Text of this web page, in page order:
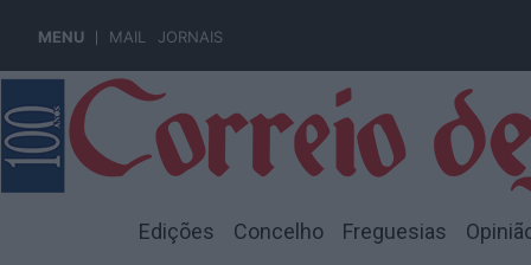
MENU MAIL JORNAIS
Edições Concelho Freguesias